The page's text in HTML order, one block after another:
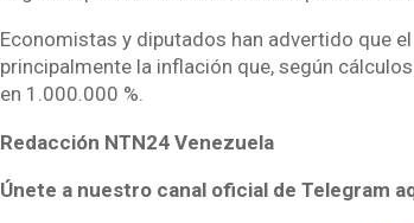
Economistas y diputados han advertido que
principalmente la inflación que, según
en 1.000.000 %.
Redacción NTN24 Venezuela
Únete a nuestro canal oficial de Telegram